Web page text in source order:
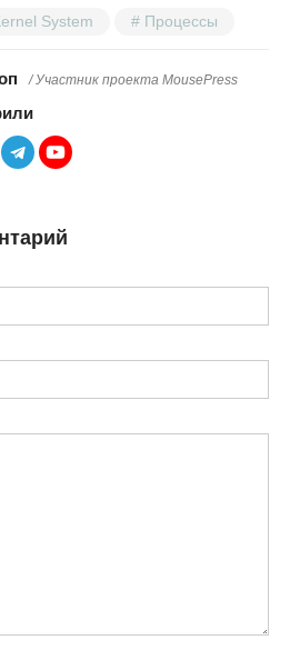
System Процессы
/ Участник проекта MousePress